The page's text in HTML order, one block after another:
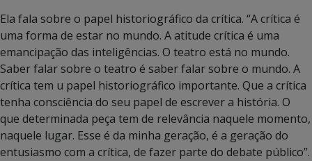
Ela fala sobre o papel historiográfico da crítica. “A crítica é
uma forma de estar no mundo. A atitude crítica é uma
emancipação das inteligências. O teatro está no mundo.
Saber falar sobre o teatro é saber falar sobre o mundo. A
crítica tem u papel historiográfico importante. Que a crítica
tenha consciência do seu papel de escrever a história. O
que determinada peça tem de relevância naquele momento,
naquele lugar. Esse é da minha geração, é a geração do
entusiasmo com a crítica, de fazer parte do debate público”.